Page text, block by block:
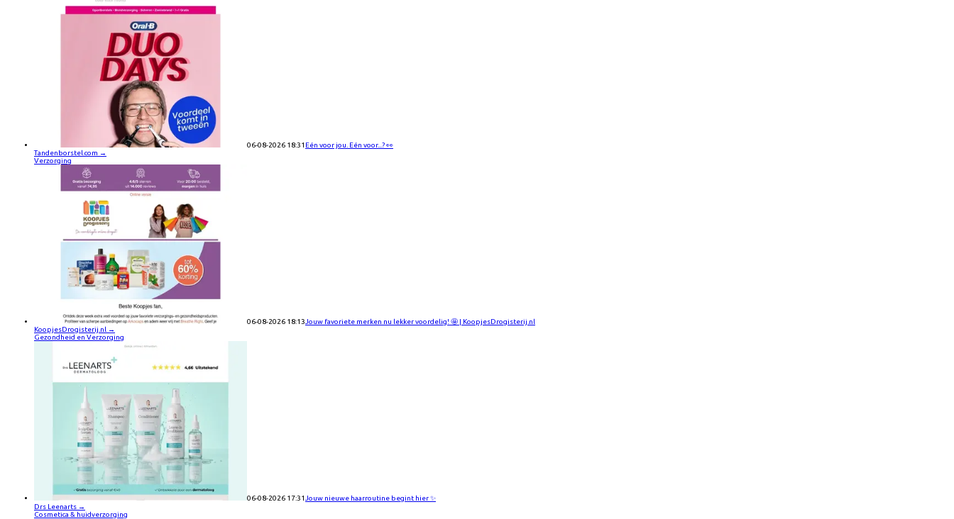
06-08-2026 18:31 Eén voor jou. Eén voor...? 👀
Tandenborstel.com →
Verzorging
06-08-2026 18:13 Jouw favoriete merken nu lekker voordelig! 🤩 | KoopjesDrogisterij.nl
KoopjesDrogisterij.nl →
Gezondheid en Verzorging
06-08-2026 17:31 Jouw nieuwe haarroutine begint hier ✨
Drs Leenarts →
Cosmetica & huidverzorging